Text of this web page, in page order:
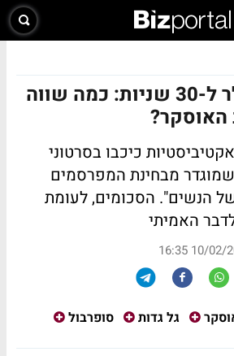
2.5 מיליון דולר ל-30 שניות: כמה שווה
האוסקר?
כיכבו בסרטוני
מבחינת המפרסמים
הנשים". הסכומים, לעומת
האמיתי
10/02/
גל גדות
סופרבול